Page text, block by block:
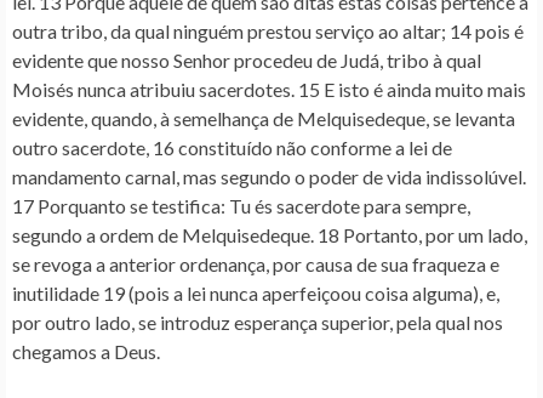
outra tribo, da qual ninguém prestou serviço ao altar; 14 pois é
evidente que nosso Senhor procedeu de Judá, tribo à qual
Moisés nunca atribuiu sacerdotes. 15 E isto é ainda muito mais
evidente, quando, à semelhança de Melquisedeque, se levanta
outro sacerdote, 16 constituído não conforme a lei de
mandamento carnal, mas segundo o poder de vida indissolúvel.
17 Porquanto se testifica: Tu és sacerdote para sempre,
segundo a ordem de Melquisedeque. 18 Portanto, por um lado,
se revoga a anterior ordenança, por causa de sua fraqueza e
inutilidade 19 (pois a lei nunca aperfeiçoou coisa alguma), e,
por outro lado, se introduz esperança superior, pela qual nos
chegamos a Deus.